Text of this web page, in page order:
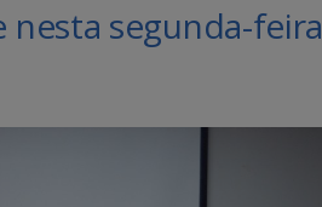
segunda-feira